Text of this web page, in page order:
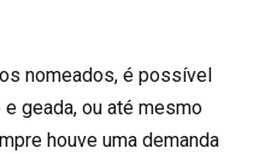
nomeados, é possível
geada, ou até mesmo
houve uma demanda